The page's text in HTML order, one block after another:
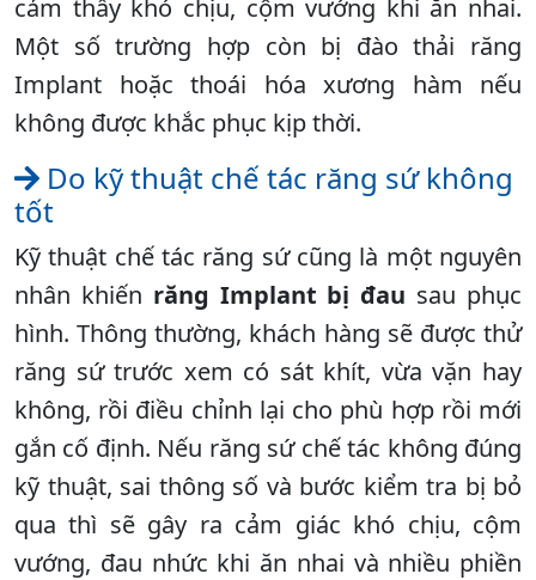
cảm thấy khó chịu, cộm vướng khi ăn nhai.
Một số trường hợp còn bị đào thải răng
Implant hoặc thoái hóa xương hàm nếu
không được khắc phục kịp thời.
Do kỹ thuật chế tác răng sứ không
tốt
Kỹ thuật chế tác răng sứ cũng là một nguyên
nhân khiến răng Implant bị đau sau phục
hình. Thông thường, khách hàng sẽ được thử
răng sứ trước xem có sát khít, vừa vặn hay
không, rồi điều chỉnh lại cho phù hợp rồi mới
gắn cố định. Nếu răng sứ chế tác không đúng
kỹ thuật, sai thông số và bước kiểm tra bị bỏ
qua thì sẽ gây ra cảm giác khó chịu, cộm
vướng, đau nhức khi ăn nhai và nhiều phiền